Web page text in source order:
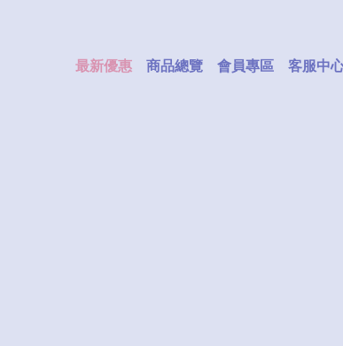
最新優惠 商品總覽 會員專區 客服中